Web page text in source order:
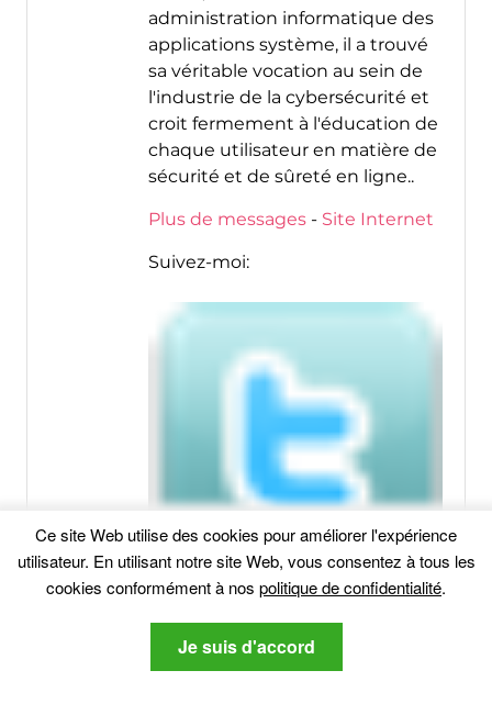
administration informatique des
applications système, il a trouvé
sa véritable vocation au sein de
l'industrie de la cybersécurité et
croit fermement à l'éducation de
chaque utilisateur en matière de
sécurité et de sûreté en ligne..
Plus de messages- Site Internet
Suivez-moi:
Ce site Web utilise des cookies pour améliorer l'expérience
utilisateur. En utilisant notre site Web, vous consentez à tous les
cookies conformément à nos politique de confidentialité.
Je suis d'accord